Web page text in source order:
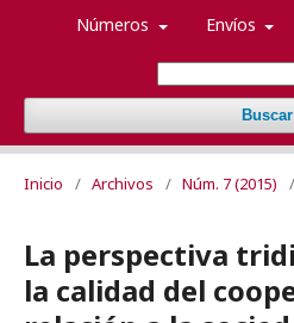
Números Envíos
Buscar
Inicio / Archivos / Núm. 7 (2015) /
La perspectiva
la calidad del